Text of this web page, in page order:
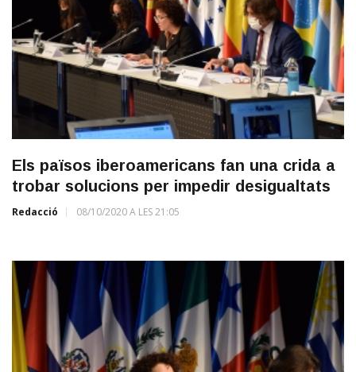
Els països iberoamericans fan una crida a
trobar solucions per impedir desigualtats
Redacció 08/10/2020 A LES 21:05